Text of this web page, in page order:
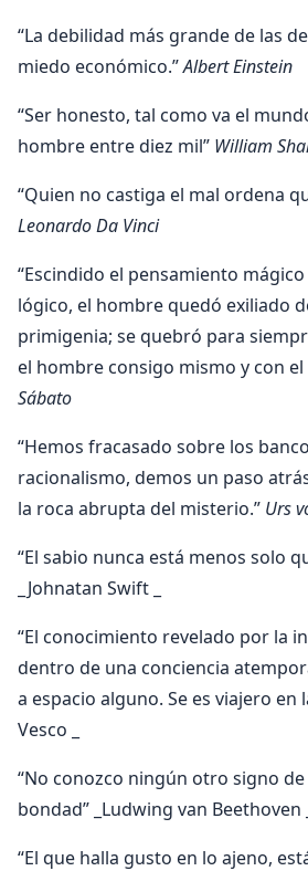
“La debilidad más grande de las
miedo económico.”Albert Einstein
“Ser honesto, tal como va el
hombre entre diez mil” William
“Quien no castiga el mal ordena
Leonardo Da Vinci
“Escindido el pensamiento
lógico, el hombre quedó exiliado
primigenia; se quebró para
el hombre consigo mismo y con el
Sábato
“Hemos fracasado sobre los
racionalismo, demos un paso
la roca abrupta del misterio.” Urs
“El sabio nunca está menos solo
_Johnatan Swift _
“El conocimiento revelado por la
dentro de una conciencia
a espacio alguno. Se es viajero en
Vesco _
“No conozco ningún otro signo
bondad” _Ludwing van Beethoven _
“El que halla gusto en lo ajeno,